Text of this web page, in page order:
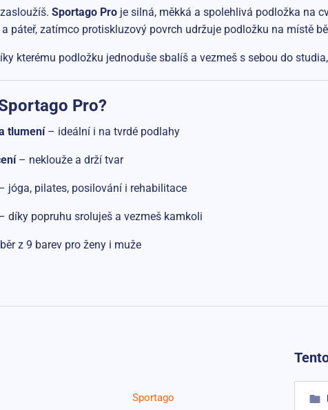
Sportago Proje silná, měkká a spolehlivá podložka na
páteř, zatímco protiskluzový povrch udržuje podložku na místě
kterému podložku jednoduše sbalíš a vezmeš s sebou do
Pro?
tlumení– ideální i na tvrdé podlahy
– neklouže a drží tvar
jóga, pilates, posilování i rehabilitace
díky popruhu sroluješ a vezmeš kamkoli
z 9 barev pro ženy i muže
Sportago